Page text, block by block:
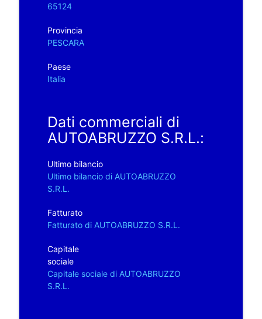
65124
Provincia
PESCARA
Paese
Italia
Dati commerciali di
AUTOABRUZZO S.R.L.:
Ultimo bilancio
Ultimo bilancio di AUTOABRUZZO
S.R.L.
Fatturato
Fatturato di AUTOABRUZZO S.R.L.
Capitale
sociale
Capitale sociale di AUTOABRUZZO
S.R.L.